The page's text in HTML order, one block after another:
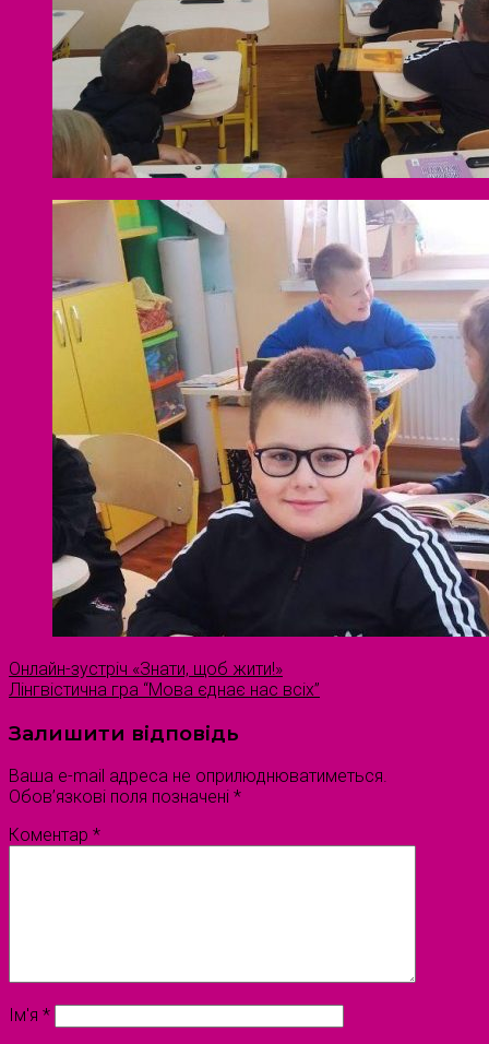
Онлайн-зустріч «Знати, щоб жити!»
Лінгвістична гра “Мова єднає нас всіх”
Залишити відповідь
Ваша e-mail адреса не оприлюднюватиметься.
Обов’язкові поля позначені *
Коментар *
Ім'я *